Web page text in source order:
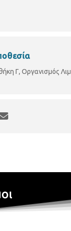
μπίρας
Γ, Οργανισμός